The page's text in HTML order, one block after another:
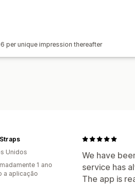
per unique impression thereafter
We have
service has
The app is
Unidos
1 ano
a aplicação